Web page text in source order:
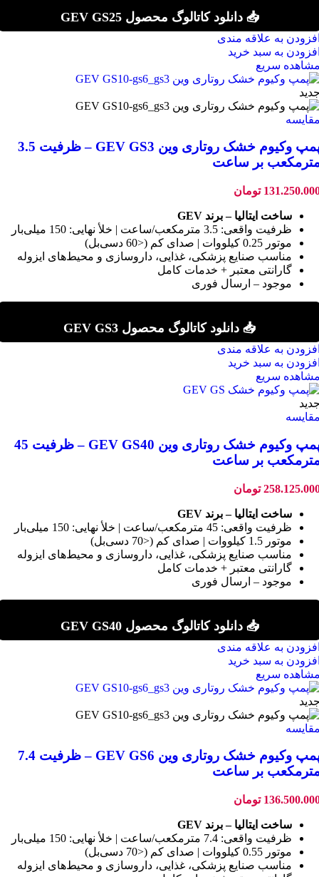
📥 دانلود کاتالوگ محصول GEV GS25
به علاقه مندی
به سبد خرید
سریع
پمپ وکیوم خشک روتاری وین GEV GS3 – ظرفیت 3.5
بر ساعت
تومان
ساخت ایتالیا – برند GEV
ظرفیت واقعی: 3.5 مترمکعب/ساعت | خلأ نهایی: 150 میلی‌بار
موتور 0.25 کیلووات | صدای کم (<60 دسی‌بل)
مناسب صنایع پزشکی، غذایی، داروسازی و محیط‌های ایزوله
گارانتی معتبر + خدمات کامل
موجود – ارسال فوری
📥 دانلود کاتالوگ محصول GEV GS3
به علاقه مندی
به سبد خرید
سریع
پمپ وکیوم خشک روتاری وین GEV GS40 – ظرفیت 45
بر ساعت
تومان
ساخت ایتالیا – برند GEV
ظرفیت واقعی: 45 مترمکعب/ساعت | خلأ نهایی: 150 میلی‌بار
موتور 1.5 کیلووات | صدای کم (<70 دسی‌بل)
مناسب صنایع پزشکی، غذایی، داروسازی و محیط‌های ایزوله
گارانتی معتبر + خدمات کامل
موجود – ارسال فوری
📥 دانلود کاتالوگ محصول GEV GS40
به علاقه مندی
به سبد خرید
سریع
پمپ وکیوم خشک روتاری وین GEV GS6 – ظرفیت 7.4
بر ساعت
تومان
ساخت ایتالیا – برند GEV
ظرفیت واقعی: 7.4 مترمکعب/ساعت | خلأ نهایی: 150 میلی‌بار
موتور 0.55 کیلووات | صدای کم (<70 دسی‌بل)
مناسب صنایع پزشکی، غذایی، داروسازی و محیط‌های ایزوله